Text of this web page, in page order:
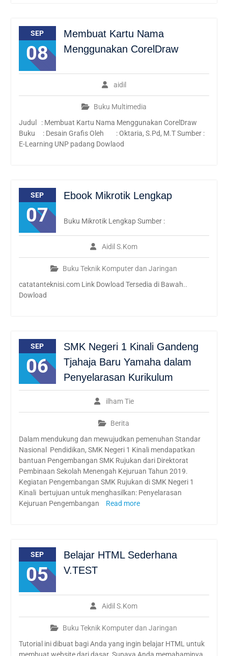
SEP
08
Membuat Kartu Nama
Menggunakan CorelDraw
aidil
Buku Multimedia
Judul : Membuat Kartu Nama Menggunakan CorelDraw
Buku : Desain Grafis Oleh : Oktaria, S.Pd, M.T Sumber :
E-Learning UNP padang Dowlaod
SEP
07
Ebook Mikrotik Lengkap
Aidil S.Kom
Buku Teknik Komputer dan Jaringan
Buku Mikrotik Lengkap Sumber :
catatanteknisi.com Link Dowload Tersedia di Bawah..
Dowload
SEP
06
SMK Negeri 1 Kinali Gandeng
Tjahaja Baru Yamaha dalam
Penyelarasan Kurikulum
ilham Tie
Berita
Dalam mendukung dan mewujudkan pemenuhan Standar
Nasional Pendidikan, SMK Negeri 1 Kinali mendapatkan
bantuan Pengembangan SMK Rujukan dari Direktorat
Pembinaan Sekolah Menengah Kejuruan Tahun 2019.
Kegiatan Pengembangan SMK Rujukan di SMK Negeri 1
Kinali bertujuan untuk menghasilkan: Penyelarasan
Kejuruan Pengembangan
Read more
SEP
05
Belajar HTML Sederhana
V.TEST
Aidil S.Kom
Buku Teknik Komputer dan Jaringan
Tutorial ini dibuat bagi Anda yang ingin belajar HTML untuk